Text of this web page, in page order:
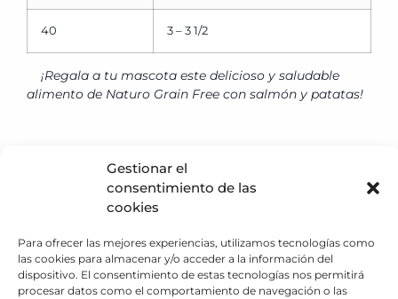
Gestionar el
consentimiento de las
cookies
Para ofrecer las mejores experiencias, utilizamos tecnologías como
las cookies para almacenar y/o acceder a la información del
dispositivo. El consentimiento de estas tecnologías nos permitirá
procesar datos como el comportamiento de navegación o las
40 3 – 3 1/2
¡Regala a tu mascota este delicioso y saludable
alimento de Naturo Grain Free con salmón y patatas!
Política de privacidad
Aviso Legal
Descargo de responsabilidad
Términos y condiciones